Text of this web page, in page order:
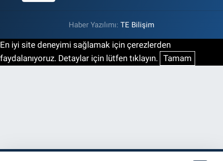
Haber Yazılımı: TE Bilişim
En iyi site deneyimi sağlamak için çerezlerden
faydalanıyoruz. Detaylar için lütfen tıklayın. Tamam